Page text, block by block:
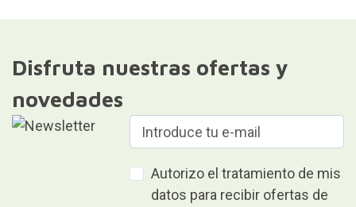
Disfruta nuestras ofertas y
novedades
Autorizo el tratamiento de mis
datos para recibir ofertas de